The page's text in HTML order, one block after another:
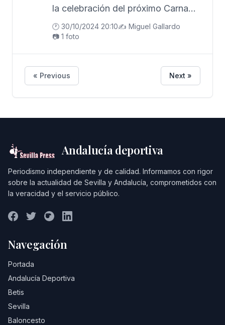
la celebración del próximo Carnaval
de Chipiona 2025
🕐 30/10/2024 20:10✍️ Miguel Gallardo
📷 1 foto
« Previous Next »
Andalucía deportiva
Periodismo independiente y de calidad. Informamos con rigor
sobre la actualidad de Sevilla y Andalucía, comprometidos con
la veracidad y el servicio público.
Navegación
Portada
Andalucía Deportiva
Betis
Sevilla
Baloncesto